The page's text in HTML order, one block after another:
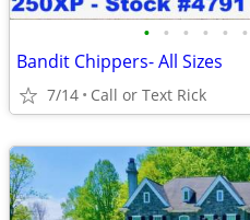
• • • • • •
Bandit Chippers- All Sizes
7/14 Call or Text Rick